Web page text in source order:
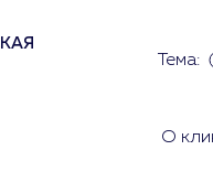
Тема:
О